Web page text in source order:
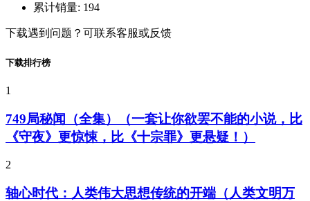
累计销量: 194
下载遇到问题？可联系客服或反馈
下载排行榜
1
749局秘闻（全集）（一套让你欲罢不能的小说，比
《守夜》更惊悚，比《十宗罪》更悬疑！）
2
轴心时代：人类伟大思想传统的开端（人类文明万